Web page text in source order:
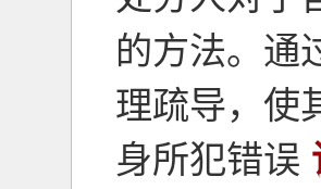
的方法。通
理疏导，使
身所犯错误